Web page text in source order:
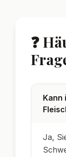
❓
Kann
Ja,